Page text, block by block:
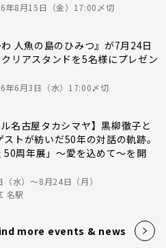
年8月15日（金）17:00〆切
わ 人魚の島のひみつ』が7月24日
クリアスタンドを5名様にプレゼン
年6月3日（水）17:00〆切
ル名古屋タカシマヤ】黒柳徹子と
トが紡いだ50年の対話の軌跡。
50周年展」～愛を込めて～を開
水）〜8月24日（月）
名駅
more events & news